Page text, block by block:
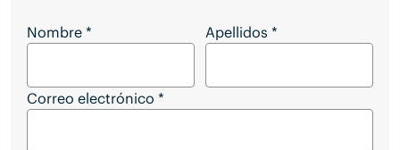
Manténgase al día sobre futuros eventos
Nombre * Apellidos *
Correo electrónico *